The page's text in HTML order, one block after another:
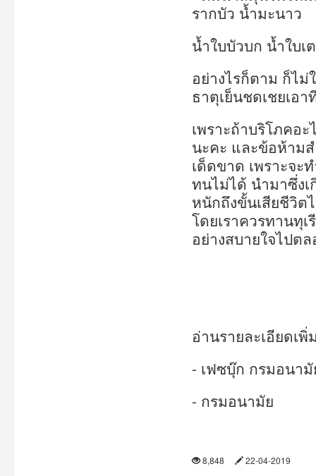
รากบัว น้ำมะนาว
น้ำใบบัวบก น้ำใบเ
อย่างไรก็ตาม ก็ไ
ธาตุเย็นชดเชยเอ
เพราะถ้าบริโภคอ
นะคะ และข้อห้า
เด็ดขาด เพราะจ
ทนไม่ได้ นำมาซึ่งเ
หนักถึงขั้นเสียชีวิต
โดยเราควรทานทุ
อย่างสบายใจไปต
อ่านรายละเอียดเ
- เฟซบุ๊ก กรมอนา
- กรมอนามัย
8,848 22-04-2019